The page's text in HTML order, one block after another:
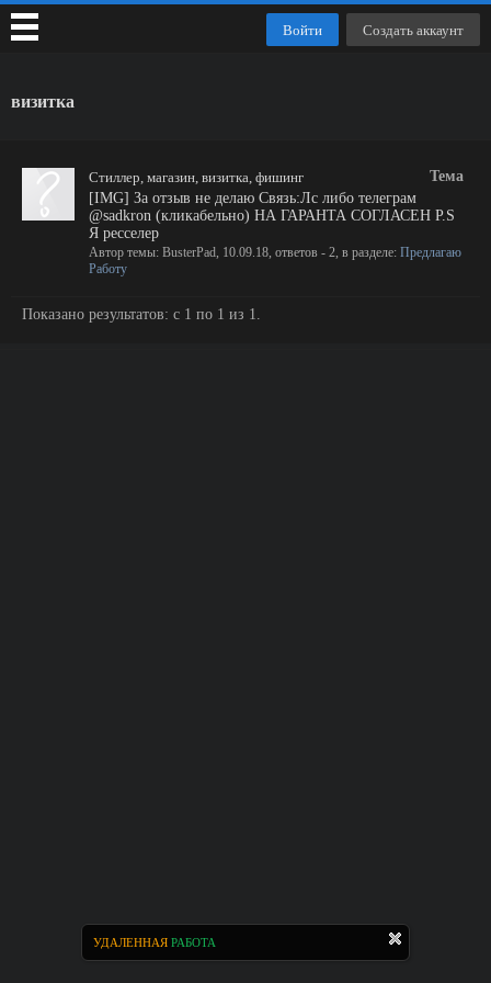
УДАЛЕННАЯ РАБОТА
визитка
Тема
Стиллер, магазин, визитка, фишинг
[IMG] За отзыв не делаю Связь:Лс либо телеграм
@sadkron (кликабельно) НА ГАРАНТА СОГЛАСЕН P.S
Я ресселер
Автор темы: BusterPad, 10.09.18, ответов - 2, в разделе: Предлагаю
Работу
Показано результатов: с 1 по 1 из 1.
Войти Создать аккаунт